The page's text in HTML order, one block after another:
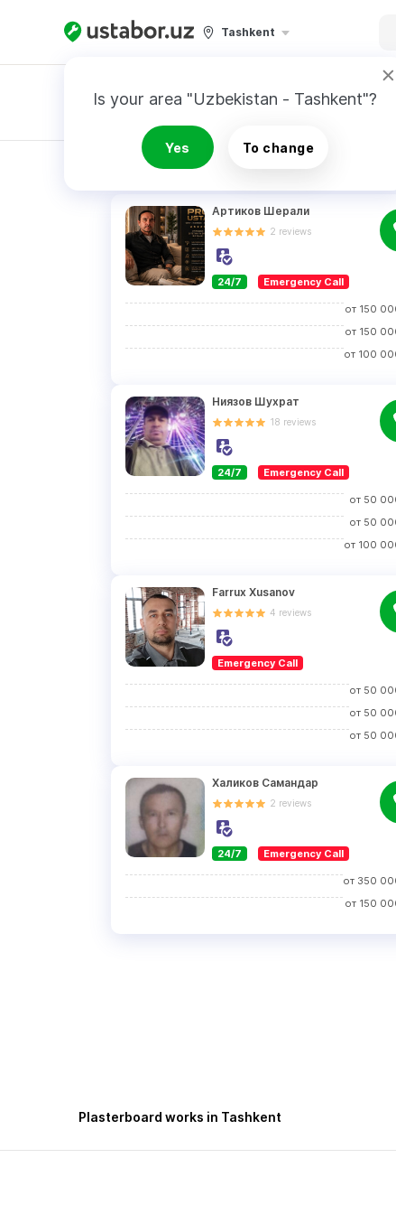
Tashkent
Is your area "Uzbekistan - Tashkent"?
Yes To change
RESULTS
Артиков Шерали
2 reviews
24/7 Emergency Call
от 150
от 150
от 100
Ниязов Шухрат
18 reviews
24/7 Emergency Call
от 50
от 50
от 100
Farrux Xusanov
4 reviews
Emergency Call
от 50
от 50
от 50
Халиков Самандар
2 reviews
24/7 Emergency Call
от 350
от 150
Plasterboard works in Tashkent